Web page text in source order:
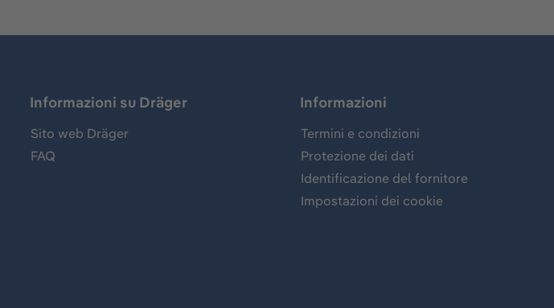
Informazioni su Dräger
Sito web Dräger
FAQ
Informazioni
Termini e condizioni
Protezione dei dati
Identificazione del fornitore
Impostazioni dei cookie